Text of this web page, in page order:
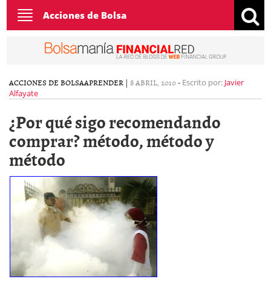
Toggle
navigation
Acciones de Bolsa
ACCIONES DE BOLSAAPRENDER | 8 ABRIL, 2010- Escrito por: Javier
Alfayate
¿Por qué sigo recomendando
comprar? método, método y
método